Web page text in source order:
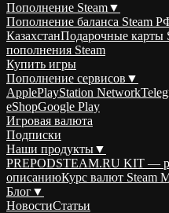
Пополнение Steam▼
Пополнение баланса Steam
КазахстанПодарочные карты
пополнения Steam
Купить игры
Пополнение сервисов ▼
ApplePlayStation Network
eShopGoogle Play
Игровая валюта
Подписки
Наши продукты▼
PREPODSTEAM.RU KIT —
описаниюКурс валют Steam
Блог▼
НовостиСтатьи